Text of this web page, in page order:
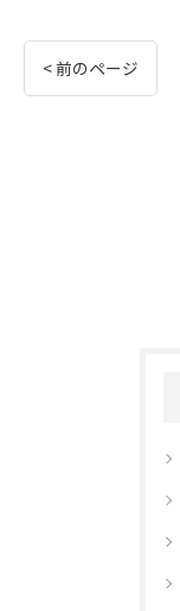
< 前のページ